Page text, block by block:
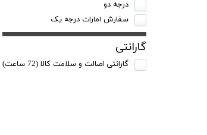
درجه دو
سفارش امارات درجه یک
گارانتی
گارانتی اصالت و سلامت کالا (72 ساعت)